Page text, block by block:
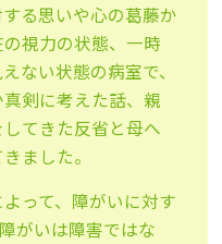
る思いや心の葛藤か
視力の状態、一時
ない状態の病室で、
剣に考えた話、親
てきた反省と母へ
ました。
って、障がいに対す
がいは障害ではな